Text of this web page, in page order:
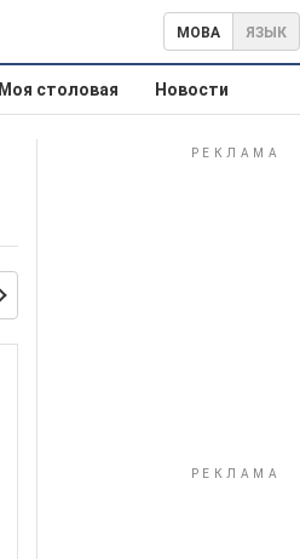
МОВА ЯЗЫК
Моя столовая Новости